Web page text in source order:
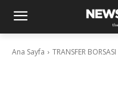
Ana Sayfa TRANSFER BORSASI